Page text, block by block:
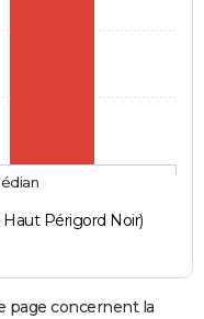
Haut Périgord Noir)
page concernent la